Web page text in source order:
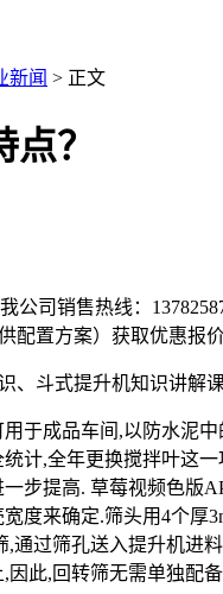
新闻 > 正文
？
公司销售热线：
配置方案） 获取优惠报
斗式提升机知识讲解
成品车间,以防水泥中
计,全年更换搅拌叶这
步提高. 草莓视频色版
度来确定.筛头用4个厚
通过筛孔送入提升机
此,回转筛无需单独配